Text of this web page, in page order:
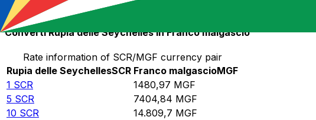
10.000
MGF 6,75234
Converti Rupia delle Seychelles in Franco malgascio
Rate information of SCR/MGF currency pair
Rupia delle SeychellesSCR Franco malgascioMGF
1 SCR 1480,97 MGF
5 SCR 7404,84 MGF
10 SCR 14.809,7 MGF